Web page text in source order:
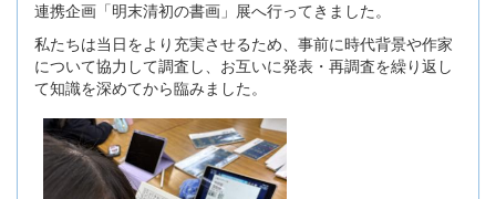
連携企画「明末清初の書画」展へ行ってきました。
私たちは当日をより充実させるため、事前に時代背景や作家
について協力して調査し、お互いに発表・再調査を繰り返し
て知識を深めてから臨みました。